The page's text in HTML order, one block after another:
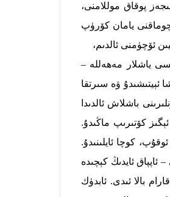
پوقاق موللامنى،
يامان كۆرۈپ
ئۆچۈمنى ئالدىم،
ئاي راسا تولغان – بارات ئېيىنىڭ 14- كېچىسى ياشلار مەھەللە –
ئېيتىشىدۇ ۋە سىرتقا
باشلاش ئالدىدا
كۆتىرىپ ماڭىدۇ.
كوچا ئايلىنىدۇ.
ئايدىڭ كېچىدە
بالا ئىدى. ئابدۈك